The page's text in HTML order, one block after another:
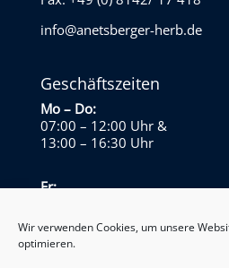
Wir verwenden Cookies, um unsere
optimieren.
info@anetsberger-herb.de
Geschäftszeiten
Mo – Do:
07:00 – 12:00 Uhr&
13:00 – 16:30 Uhr
Fr:
Sa – So: